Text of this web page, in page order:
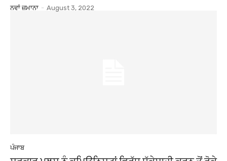
ਨਵਾਂ ਜ਼ਮਾਨਾ - August 3, 2022
ਪੰਜਾਬ